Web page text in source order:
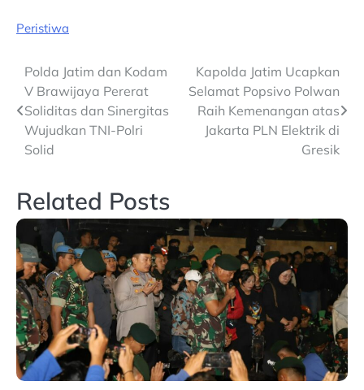
Peristiwa
Post
navigation
Polda Jatim dan Kodam
V Brawijaya Pererat
Soliditas dan Sinergitas
Wujudkan TNI-Polri
Solid
Kapolda Jatim Ucapkan
Selamat Popsivo Polwan
Raih Kemenangan atas
Jakarta PLN Elektrik di
Gresik
Related Posts